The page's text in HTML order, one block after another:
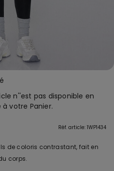
n''est pas disponible en
votre Panier.
Réf. article: 1WP1434
de coloris contrastant, fait en
corps.